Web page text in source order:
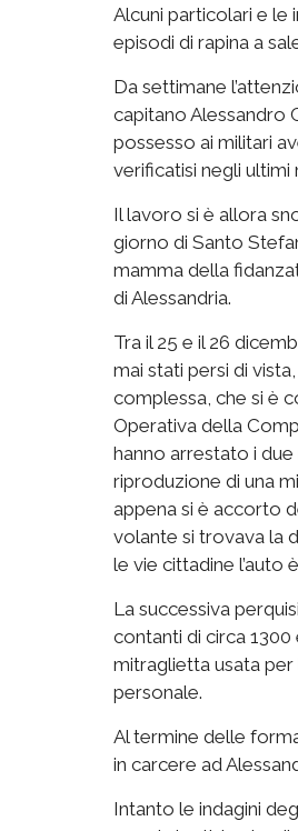
Alcuni particolari e le
episodi di rapina a
Da settimane
capitano Alessandro
possesso ai militari
verificatisi negli ultimi
Il lavoro si è allora
giorno di Santo
mamma della
di Alessandria.
Tra il 25 e il 26
mai stati persi di
complessa, che si è
Operativa della
hanno arrestato i
riproduzione di una
appena si è accorto
volante si trovava la
le vie cittadine l’auto
La successiva
contanti di circa
mitraglietta usata per
personale.
Al termine delle
in carcere ad
Intanto le indagini